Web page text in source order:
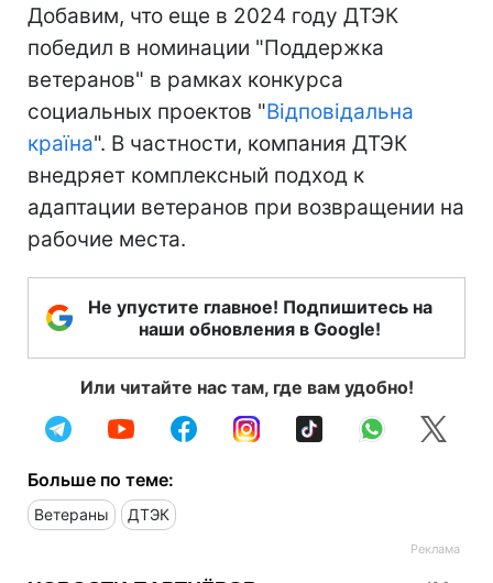
Добавим, что еще в 2024 году ДТЭК
победил в номинации "Поддержка
ветеранов" в рамках конкурса
социальных проектов "Відповідальна
країна". В частности, компания ДТЭК
внедряет комплексный подход к
адаптации ветеранов при возвращении на
рабочие места.
Не упустите главное! Подпишитесь на
наши обновления в Google!
Или читайте нас там, где вам удобно!
Больше по теме:
Ветераны ДТЭК